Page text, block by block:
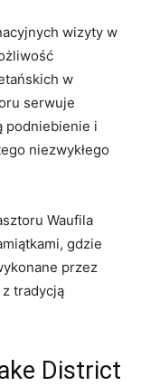
wizyty‌ w
w
serwuje​
podniebienie i
niezwykłego
Waufila
gdzie
przez
tradycją
District